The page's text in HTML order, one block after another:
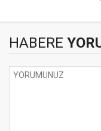
HABERE